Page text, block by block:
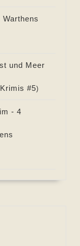
Warthens
und Meer
#5)
- 4